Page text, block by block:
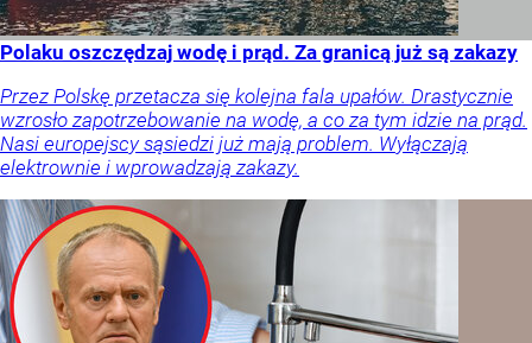
Polaku oszczędzaj wodę i prąd. Za granicą już są zakazy
Przez Polskę przetacza się kolejna fala upałów. Drastycznie
wzrosło zapotrzebowanie na wodę, a co za tym idzie na prąd.
Nasi europejscy sąsiedzi już mają problem. Wyłączają
elektrownie i wprowadzają zakazy.